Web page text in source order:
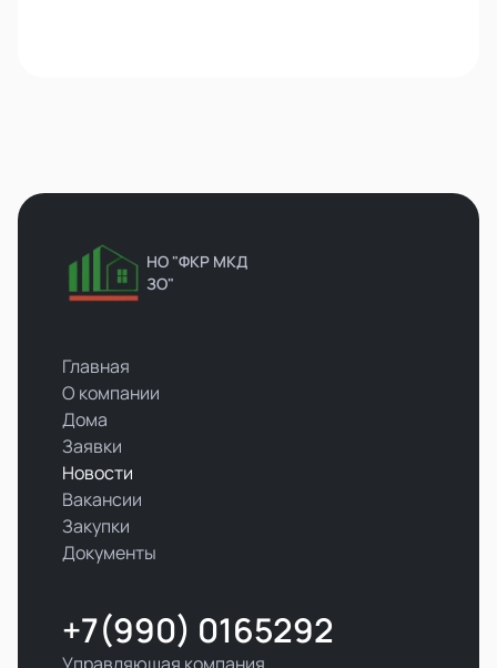
НО "ФКР МКД
ЗО"
Главная
О компании
Дома
Заявки
Новости
Вакансии
Закупки
Документы
+7(990) 0165292